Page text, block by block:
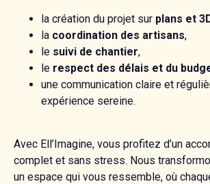
la création du projet sur plans et
la coordination des artisans,
le suivi de chantier,
le respect des délais et du
une communication claire et
expérience sereine.
Avec Ell’Imagine, vous profitez d’un
complet et sans stress. Nous
un espace qui vous ressemble, où